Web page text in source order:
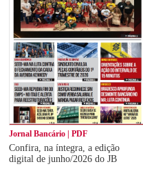
Jornal Bancário | PDF
Confira, na íntegra, a edição
digital de junho/2026 do JB